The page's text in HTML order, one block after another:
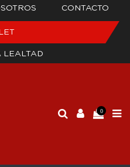
CONTACTO
LEALTAD
0